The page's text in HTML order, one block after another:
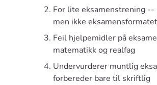
For lite eksamenstrening --
men ikke eksamensformatet
Feil hjelpemidler på
matematikk og realfag
Undervurderer muntlig
forbereder bare til skriftlig